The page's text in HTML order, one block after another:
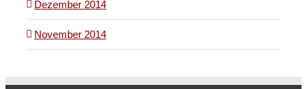
Dezember 2014
November 2014